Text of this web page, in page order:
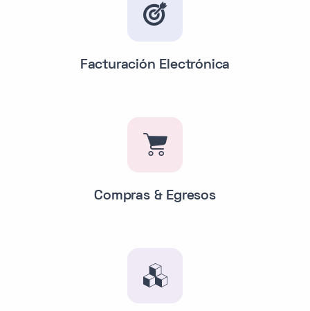
Facturación Electrónica
Compras & Egresos